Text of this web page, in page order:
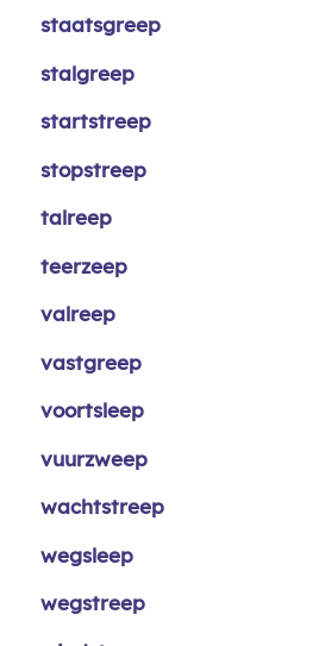
staatsgreep
stalgreep
startstreep
stopstreep
talreep
teerzeep
valreep
vastgreep
voortsleep
vuurzweep
wachtstreep
wegsleep
wegstreep